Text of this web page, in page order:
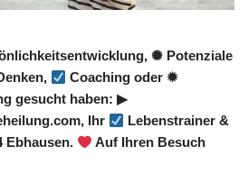
✺ Potenziale
Coaching oder ✹
gesucht haben: ▶︎
Ihr
Lebenstrainer &
Ebhausen.
Auf Ihren Besuch